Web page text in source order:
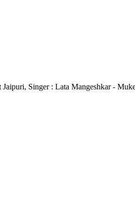
Singer : Lata Mangeshkar -